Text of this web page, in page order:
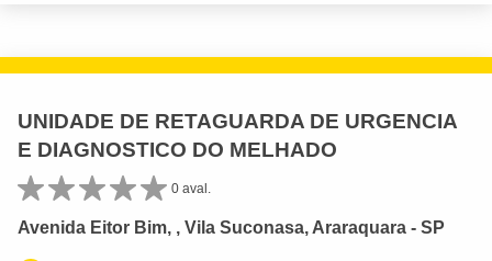
UNIDADE DE RETAGUARDA DE URGENCIA
E DIAGNOSTICO DO MELHADO
0 aval.
Avenida Eitor Bim, , Vila Suconasa, Araraquara - SP